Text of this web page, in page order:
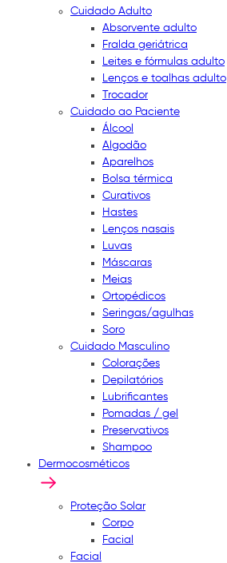
Cuidado Adulto
Absorvente adulto
Fralda geriátrica
Leites e fórmulas adulto
Lenços e toalhas adulto
Trocador
Cuidado ao Paciente
Álcool
Algodão
Aparelhos
Bolsa térmica
Curativos
Hastes
Lenços nasais
Luvas
Máscaras
Meias
Ortopédicos
Seringas/agulhas
Soro
Cuidado Masculino
Colorações
Depilatórios
Lubrificantes
Pomadas / gel
Preservativos
Shampoo
Dermocosméticos
Proteção Solar
Corpo
Facial
Facial